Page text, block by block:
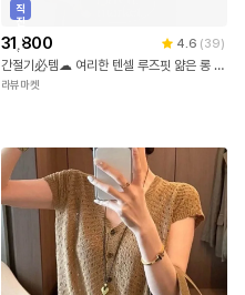
직
진
배
송
31,800 4.6 (39)
간절기必템☁ 여리한 텐셀 루즈핏 얆은 롱 가디건 5color [말라핏가디건/루즈핏가디건/여름가디건/간절기가디건/손등덮는/장마룩]
라뷰마켓